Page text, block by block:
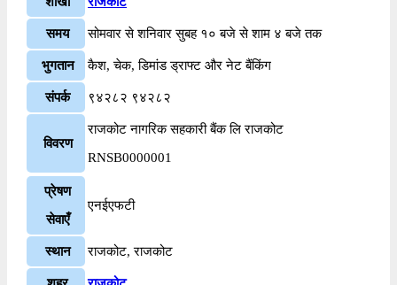
समय सोमवार से शनिवार सुबह १० बजे से शाम ४ बजे तक
भुगतान कैश, चेक, डिमांड ड्राफ्ट और नेट बैंकिंग
संपर्क ९४२८२ ९४२८२
विवरण
राजकोट नागरिक सहकारी बैंक लि राजकोट
RNSB0000001
प्रेषण
सेवाएँ
एनईएफटी
स्थान राजकोट, राजकोट